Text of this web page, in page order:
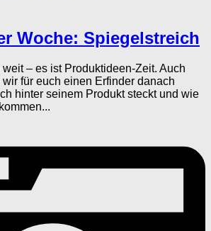
Woche: Spiegelstreich
– es ist Produktideen-Zeit. Auch
für euch einen Erfinder danach
hinter seinem Produkt steckt und wie